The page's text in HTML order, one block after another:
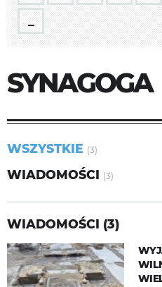
SYNAGOGA
WSZYSTKIE (3)
WIADOMOŚCI (3)
WIADOMOŚCI (3)